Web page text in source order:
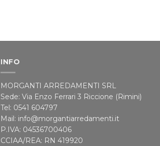
INFO
MORGANTI ARREDAMENTI SRL
Sede: Via Enzo Ferrari 3 Riccione (Rimini)
Tel: 0541 604797
Mail: info@morgantiarredamenti.it
P.IVA: 04536700406
CCIAA/REA: RN 419920